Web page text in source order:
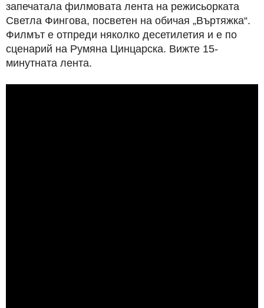
запечатала филмовата лента на режисьорката
Светла Фингова, посветен на обичая „Въртяжка“.
Филмът е отпреди няколко десетилетия и е по
сценарий на Румяна Цинцарска. Вижте 15-
минутната лента.